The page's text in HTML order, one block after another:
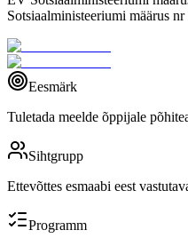
Sotsiaalministeeriumi määrus
Eesmärk
Tuletada meelde õppijale
Sihtgrupp
Ettevõttes esmaabi eest
Programm